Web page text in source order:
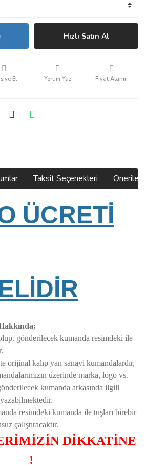
Hızlı Satın Al
Et Yorum Yaz Fiyat Alarmı
Taksit Seçenekleri
ÜCRETİ
gönderilecek kumanda resimdeki ile
orijinal kalıp yan sanayi kumandalardır,
üzerinde marka, logo vs.
kumanda arkasında ilgili
resimdeki kumanda ile tuşları birebir
çalıştıracaktır.
DİKKATİNE
!